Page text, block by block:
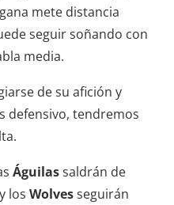
mete distancia
seguir soñando con
media.
de su afición y
defensivo, tendremos
Águilassaldrán de
los Wolvesseguirán